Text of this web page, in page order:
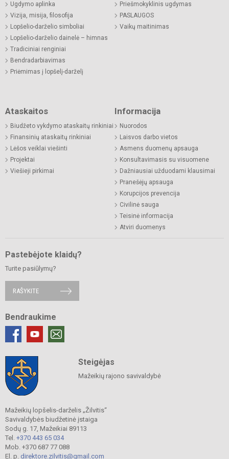
Ugdymo aplinka
Vizija, misija, filosofija
Lopšelio-darželio simboliai
Lopšelio-darželio dainelė – himnas
Tradiciniai renginiai
Bendradarbiavimas
Priėmimas į lopšelį-darželį
Priešmokyklinis ugdymas
PASLAUGOS
Vaikų maitinimas
Ataskaitos
Biudžeto vykdymo ataskaitų rinkiniai
Finansinių ataskaitų rinkiniai
Lėšos veiklai viešinti
Projektai
Viešieji pirkimai
Informacija
Nuorodos
Laisvos darbo vietos
Asmens duomenų apsauga
Konsultavimasis su visuomene
Dažniausiai užduodami klausimai
Pranešėjų apsauga
Korupcijos prevencija
Civilinė sauga
Teisinė informacija
Atviri duomenys
Pastebėjote klaidų?
Turite pasiūlymų?
RAŠYKITE
Bendraukime
Steigėjas
Mažeikių rajono savivaldybė
Mažeikių lopšelis-darželis „Žilvitis“
Savivaldybės biudžetinė įstaiga
Sodų g. 17, Mažeikiai 89113
Tel. +370 443 65 034
Mob. +370 687 77 088
El. p. direktore.zilvitis@gmail.com